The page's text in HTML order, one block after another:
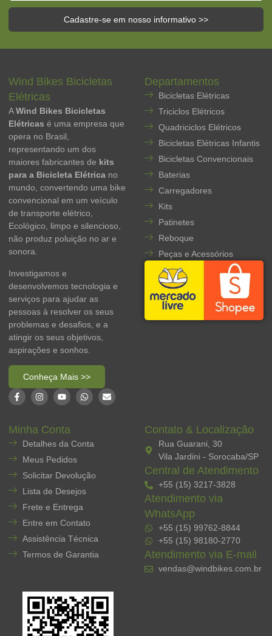
Cadastre-se em nosso informativo >>
Wind Bikes Bicicletas
Elétricas
AWind Bikes Bicicletas
Elétricas é uma empresa que
opera no Brasil,
representando um dos
maiores fabricantes de kits
para a Bicicleta Elétrica no
mundo, convertendo uma bike
convencional em um veículo
de transporte elétrico,
Ecológico, limpo e silencioso,
não produz poluição no ar e
sonora.
Investigamos e
desenvolvemos tecnologia e
serviços para ajudar as
pessoas à resolver os seus
problemas e desafios, e a
atingir os seus objetivos,
aspirações e sonhos.
Conheça Mais >>
Departamentos
Bicicletas Elétricas
Triciclos Elétricos
Quadriciclos Elétricos
Bicicletas Elétricas Infantis
Bicicletas Convencionais
Baterias
Carregadores
Kits
Patinetes
Reboque
Peças e Acessórios
Minha Conta
Detalhes da Conta
Meus Pedidos
Solicitar Devolução
Lista de Desejos
Frete e Entrega
Entre em Contato
Assistência Técnica
Termos de Garantia
Contato & Localização
Rua Guarani, 30
Vila Jardini - Sorocaba/SP
Central de Atendimento
+55 (15) 3217-3828
Atendimento via
WhatsApp
+55 (15) 99762-8844
+55 (15) 98180-2770
Atendimento via E-mail
vendas@windbikes.com.br